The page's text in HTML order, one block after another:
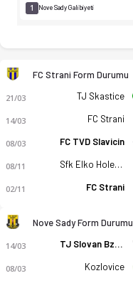
1 Nove Sady Galibiyeti
FC Strani Form Durumu
21/03 TJ Skastice
14/03 FC Strani
08/03 FC TVD Slavicin
08/11 Sfk Elko Holesov
02/11 FC Strani
Nove Sady Form Durumu
14/03 TJ Slovan Bzenec
08/03 Kozlovice